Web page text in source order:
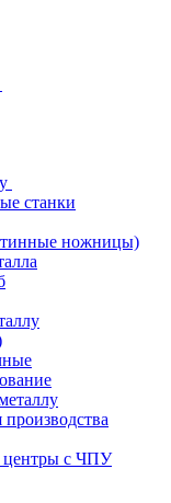
станки
ножницы)
с ЧПУ